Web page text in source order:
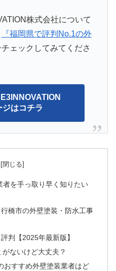
株式会社について
『福岡県で評判No.1の外
ェックしてみてくださ
はコチラ
を手っ取り早く知りたい
橋市の外壁塗装・防水工事
判【2025年最新版】
ないけど大丈夫？
おすすめ外壁塗装業者はど